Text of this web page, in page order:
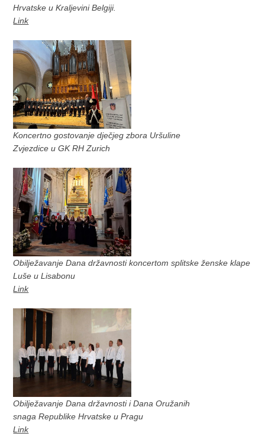
Hrvatske u Kraljevini Belgiji.
Link
Koncertno gostovanje dječjeg zbora Uršuline
Zvjezdice u GK RH Zurich
Obilježavanje Dana državnosti koncertom splitske ženske klape
Luše u Lisabonu
Link
Obilježavanje Dana državnosti i Dana Oružanih
snaga Republike Hrvatske u Pragu
Link